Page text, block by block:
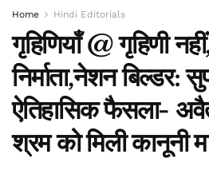
Home Hindi Editorials
गृहिणियाँ @ गृहिणी
निर्माता,नेशन बिल्डर:
ऐतिहासिक फैसला-
श्रम को मिली कानूनी